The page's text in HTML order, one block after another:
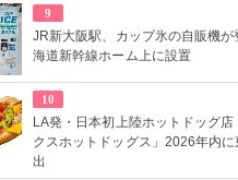
9
JR新大阪駅、カップ氷の自販機が
海道新幹線ホーム上に設置
10
LA発・日本初上陸ホットドッグ店
クスホットドッグス」2026年内に
出